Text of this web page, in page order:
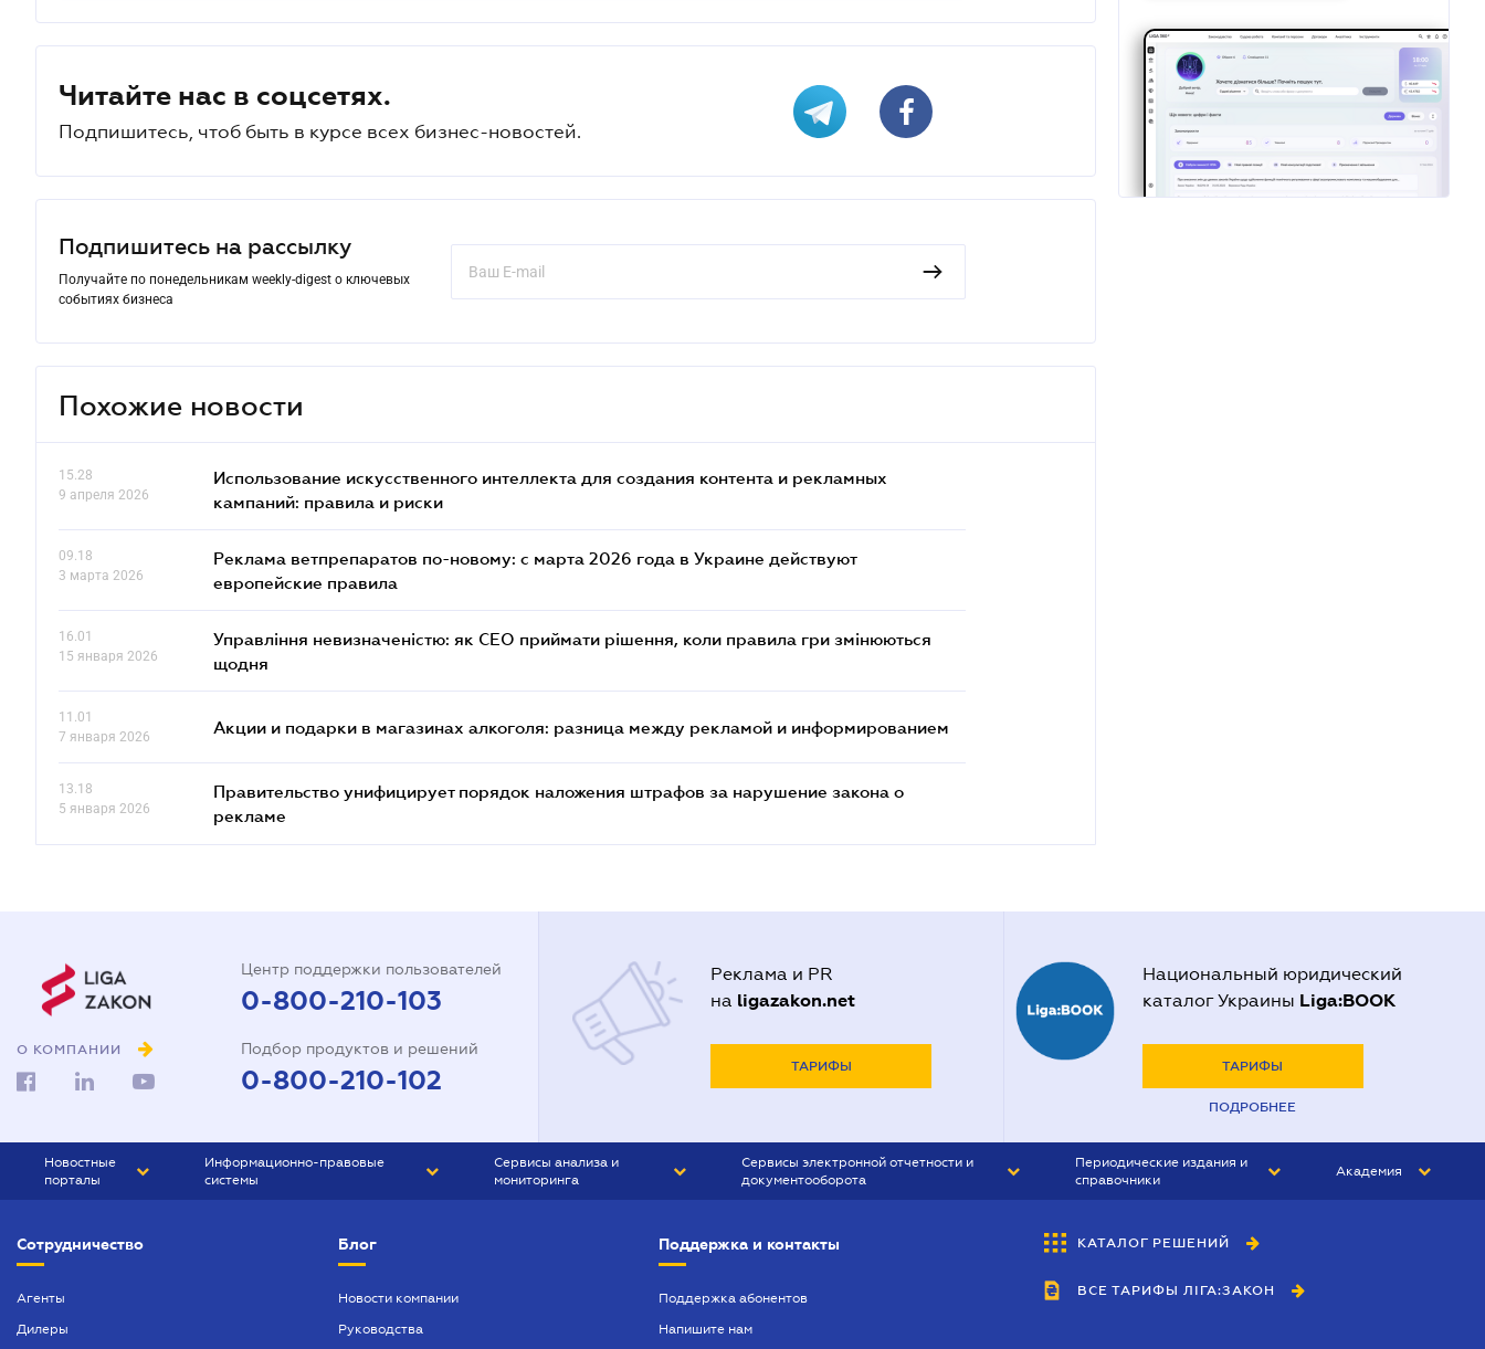
Читайте нас в соцсетях.
Подпишитесь, чтоб быть в курсе всех бизнес-новостей.
Подпишитесь на рассылку
Получайте по понедельникам weekly-digest о ключевых
событиях бизнеса
Похожие новости
15.28
9 апреля 2026
Использование искусственного интеллекта для создания контента и рекламных
кампаний: правила и риски
09.18
3 марта 2026
Реклама ветпрепаратов по-новому: с марта 2026 года в Украине действуют
европейские правила
16.01
15 января 2026
Управління невизначеністю: як СЕО приймати рішення, коли правила гри змінюються
щодня
11.01
7 января 2026
Акции и подарки в магазинах алкоголя: разница между рекламой и информированием
13.18
5 января 2026
Правительство унифицирует порядок наложения штрафов за нарушение закона о
рекламе
О КОМПАНИИ
Центр поддержки пользователей
0-800-210-103
Подбор продуктов и решений
0-800-210-102
Реклама и PR
на ligazakon.net
ТАРИФЫ
Национальный юридический
каталог Украины Liga:BOOK
ТАРИФЫ
ПОДРОБНЕЕ
Новостные
порталы
БИЗНЕС
Информационно-правовые
системы
БУХГАЛТЕР ПРОФ
Сервисы анализа и
мониторинга
Сервисы электронной отчетности и
документооборота
Периодические издания и
справочники
БУХГАЛТЕР&ЗАКОН
ВЕСТНИК МСФО
Академия
Сотрудничество
Агенты
Дилеры
Блог
Новости компании
Руководства
Поддержка и контакты
Поддержка абонентов
Напишите нам
КАТАЛОГ РЕШЕНИЙ
ВСЕ ТАРИФЫ ЛІГА:ЗАКОН